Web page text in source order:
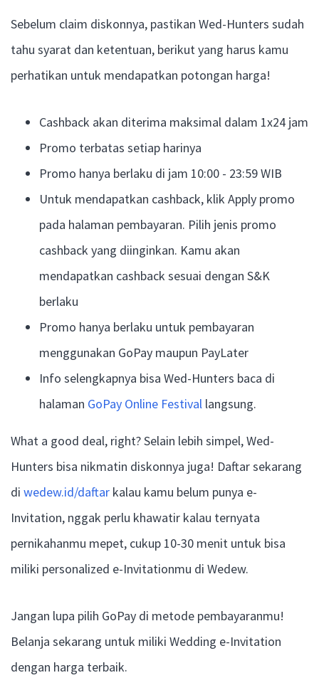
Sebelum claim diskonnya, pastikan Wed-Hunters sudah
tahu syarat dan ketentuan, berikut yang harus kamu
perhatikan untuk mendapatkan potongan harga!
Cashback akan diterima maksimal dalam 1x24 jam
Promo terbatas setiap harinya
Promo hanya berlaku di jam 10:00 - 23:59 WIB
Untuk mendapatkan cashback, klik Apply promo
pada halaman pembayaran. Pilih jenis promo
cashback yang diinginkan. Kamu akan
mendapatkan cashback sesuai dengan S&K
berlaku
Promo hanya berlaku untuk pembayaran
menggunakan GoPay maupun PayLater
Info selengkapnya bisa Wed-Hunters baca di
halaman GoPay Online Festival langsung.
What a good deal, right? Selain lebih simpel, Wed-
Hunters bisa nikmatin diskonnya juga! Daftar sekarang
di wedew.id/daftar kalau kamu belum punya e-
Invitation, nggak perlu khawatir kalau ternyata
pernikahanmu mepet, cukup 10-30 menit untuk bisa
miliki personalized e-Invitationmu di Wedew.
Jangan lupa pilih GoPay di metode pembayaranmu!
Belanja sekarang untuk miliki Wedding e-Invitation
dengan harga terbaik.